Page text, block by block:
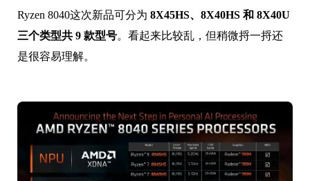
Ryzen 8040这次新品可分为 8X45HS、8X40HS 和 8X40U
三个类型共 9 款型号。看起来比较乱，但稍微捋一捋还
是很容易理解。